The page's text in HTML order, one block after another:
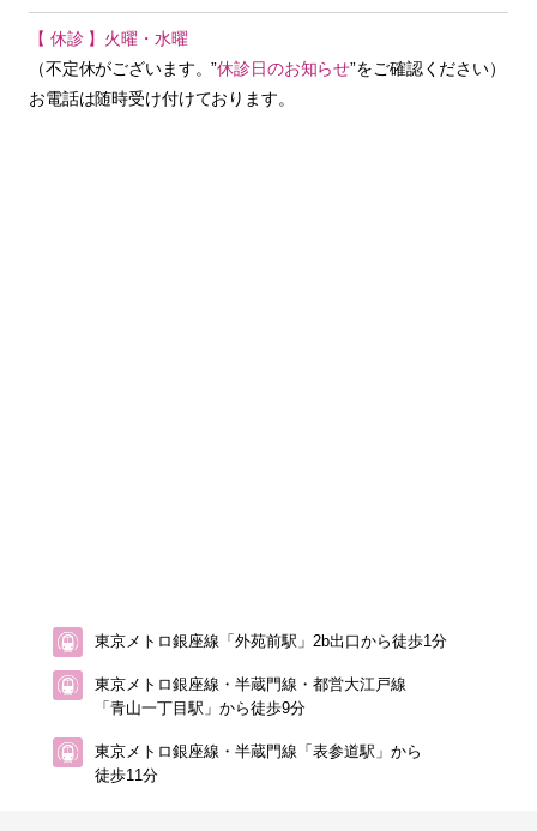
【 休診 】火曜・水曜
（不定休がございます。”休診日のお知らせ”をご確認ください）
お電話は随時受け付けております。
東京メトロ銀座線「外苑前駅」2b出口から徒歩1分
東京メトロ銀座線・半蔵門線・都営大江戸線
「青山一丁目駅」から徒歩9分
東京メトロ銀座線・半蔵門線「表参道駅」から
徒歩11分